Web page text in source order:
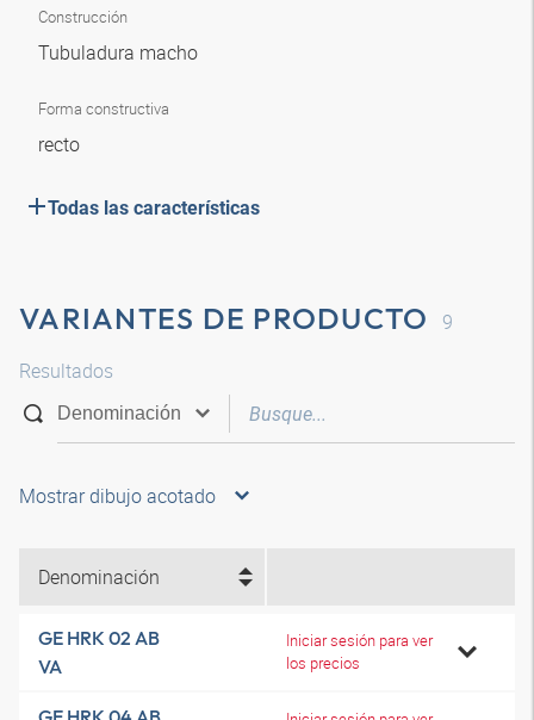
Construcción
Tubuladura macho
Forma constructiva
recto
Todas las características
VARIANTES DE PRODUCTO
9
Resultados
Mostrar dibujo acotado
Denominación
GE HRK 02 AB
VA
Iniciar sesión para ver
los precios